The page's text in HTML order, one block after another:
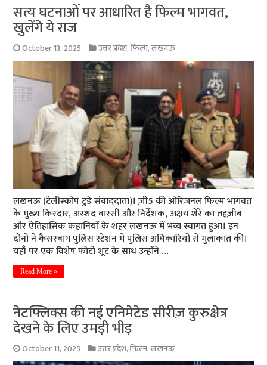
सत्य घटनाओं पर आधारित है फिल्म भागवत,
खुलेंगे ये राज
October 13, 2025 उत्तर प्रदेश,फिल्म,लखनऊ
लखनऊ (टेलीस्कोप टुडे संवाददाता)। ज़ी5 की ओरिजनल फिल्म भागवत
के मुख्य किरदार, अरशद वारसी और निर्देशक, अक्षय शेरे का तहज़ीब
और ऐतिहासिक कहानियों के शहर लखनऊ में भव्य स्वागत हुआ। इन
दोनों ने कैसरबाग पुलिस स्टेशन में पुलिस अधिकारियों से मुलाकात की।
यहाँ पर एक विशेष फोटो शूट के साथ उन्होंने …
Read More »
नेटफ्लिक्स की नई एनिमेटेड सीरीज़ कुरुक्षेत्र
देखने के लिए उमड़ी भीड़
October 11, 2025 उत्तर प्रदेश,फिल्म,लखनऊ